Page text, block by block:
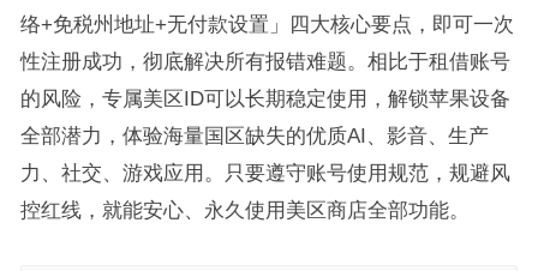
络+免税州地址+无付款设置」四大核心要点，即可一次
性注册成功，彻底解决所有报错难题。相比于租借账号
的风险，专属美区ID可以长期稳定使用，解锁苹果设备
全部潜力，体验海量国区缺失的优质AI、影音、生产
力、社交、游戏应用。只要遵守账号使用规范，规避风
控红线，就能安心、永久使用美区商店全部功能。